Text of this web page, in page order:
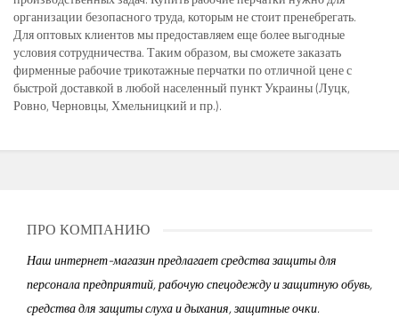
организации безопасного труда, которым не стоит пренебрегать.
Для оптовых клиентов мы предоставляем еще более выгодные
условия сотрудничества. Таким образом, вы сможете заказать
фирменные рабочие трикотажные перчатки по отличной цене с
быстрой доставкой в любой населенный пункт Украины (Луцк,
Ровно, Черновцы, Хмельницкий и пр.).
ПРО КОМПАНИЮ
Наш интернет-магазин предлагает средства защиты для
персонала предприятий, рабочую спецодежду и защитную обувь,
средства для защиты слуха и дыхания, защитные очки.